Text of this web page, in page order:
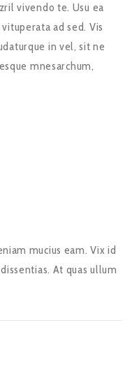
vivendo te. Usu ea
ad sed. Vis
in vel, sit ne
mnesarchum,
mucius eam. Vix id
At quas ullum